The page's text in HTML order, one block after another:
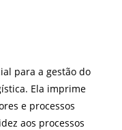
para a gestão do
Ela imprime
e processos
aos processos